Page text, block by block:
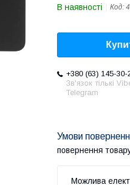
В наявності Код:
+380 (63) 145-30-
Зв'язок тількі
Telegram
повернення